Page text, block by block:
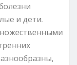
и дети.